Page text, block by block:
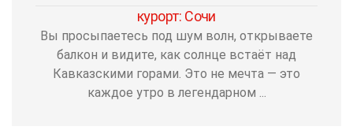
курорт: Сочи
Вы просыпаетесь под шум волн, открываете
балкон и видите, как солнце встаёт над
Кавказскими горами. Это не мечта — это
каждое утро в легендарном ...